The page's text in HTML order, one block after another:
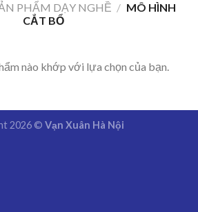
PHẨM DẠY NGHỀ / MÔ HÌNH
CẮT BỔ
nào khớp với lựa chọn của bạn.
2026 © Vạn Xuân Hà Nội